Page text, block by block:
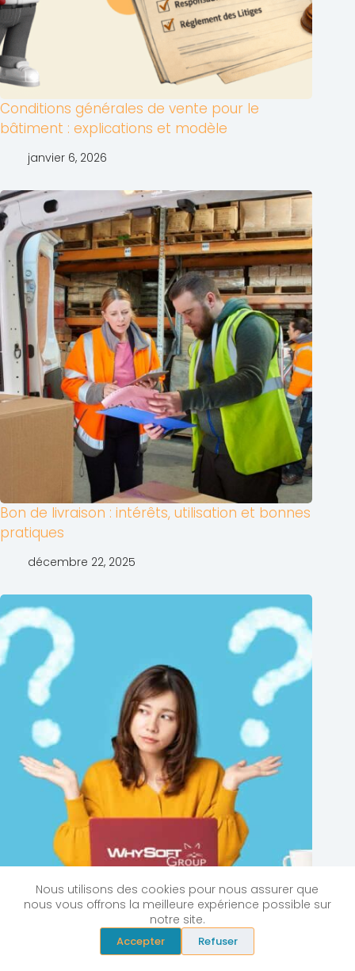
Nous utilisons des cookies pour nous assurer que
nous vous offrons la meilleure expérience possible sur
notre site.
Accepter Refuser
Conditions générales de vente pour le
bâtiment : explications et modèle
janvier 6, 2026
Bon de livraison : intérêts, utilisation et bonnes
pratiques
décembre 22, 2025
Quel logiciel de devis et facturation choisir